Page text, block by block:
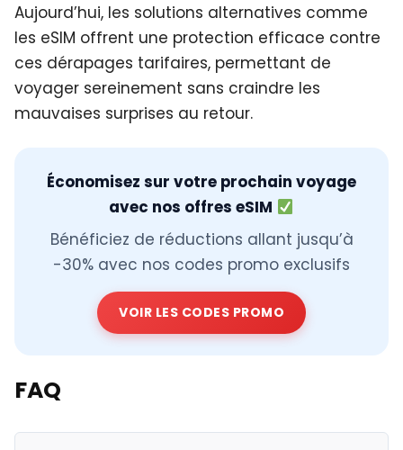
Aujourd’hui, les solutions alternatives comme
les eSIM offrent une protection efficace contre
ces dérapages tarifaires, permettant de
voyager sereinement sans craindre les
mauvaises surprises au retour.
Économisez sur votre prochain voyage
avec nos offres eSIM
Bénéficiez de réductions allant jusqu’à
-30% avec nos codes promo exclusifs
VOIR LES CODES PROMO
FAQ